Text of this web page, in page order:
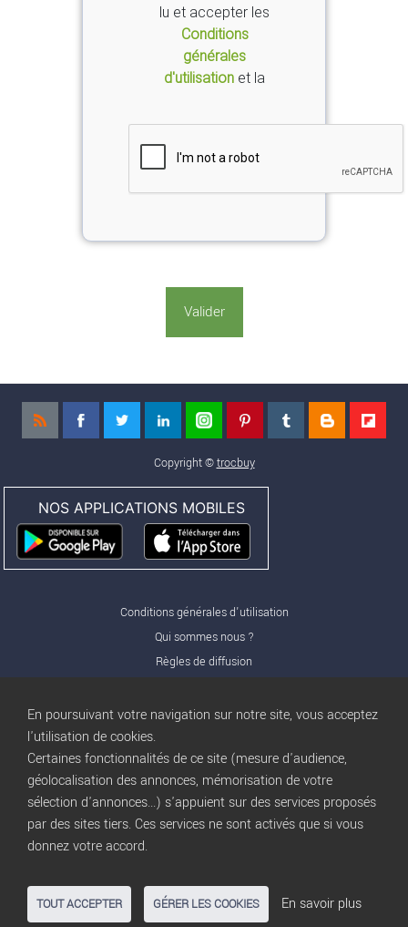
lu et accepter les
Conditions
générales
d'utilisation et la
Copyright ©trocbuy
NOS APPLICATIONS MOBILES
Conditions générales d'utilisation
Qui sommes nous ?
Règles de diffusion
Nos offres Pro
Publicité
Conditions d’Utilisation
Privacy Policy
Blogtrocbuy
Gestion des cookies
Nous contacter
En poursuivant votre navigation sur notre site, vous acceptez
l'utilisation de cookies.
Certaines fonctionnalités de ce site (mesure d'audience,
géolocalisation des annonces, mémorisation de votre
sélection d'annonces...) s'appuient sur des services proposés
par des sites tiers. Ces services ne sont activés que si vous
donnez votre accord.
TOUT ACCEPTER GÉRER LES COOKIES En savoir plus